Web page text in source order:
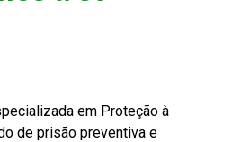
em Proteção à
de prisão preventiva e